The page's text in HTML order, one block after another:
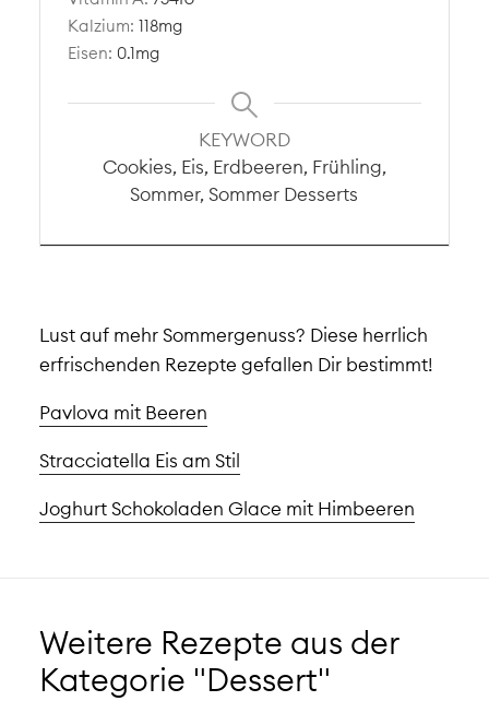
Kalzium:118mg
Eisen: 0.1mg
KEYWORD
Cookies, Eis, Erdbeeren, Frühling,
Sommer, Sommer Desserts
Lust auf mehr Sommergenuss? Diese herrlich
erfrischenden Rezepte gefallen Dir bestimmt!
Pavlova mit Beeren
Stracciatella Eis am Stil
Joghurt Schokoladen Glace mit Himbeeren
Weitere Rezepte aus der
Kategorie "Dessert"